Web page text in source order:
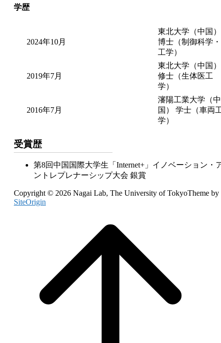
学歴
2024年10月
東北大学（中国）
博士（制御科学・
工学）
2019年7月
東北大学（中国）
修士（生体医工
学）
2016年7月
瀋陽工業大学（中
国） 学士（車両
学）
受賞歴
第8回中国国際大学生「Internet+」イノベーション・
ントレプレナーシップ大会 銀賞
Copyright © 2026 Nagai Lab, The University of TokyoTheme by
SiteOrigin